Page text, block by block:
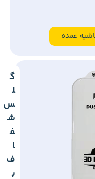
عمده
گ
ل
س
ش
ف
ا
ف
ب